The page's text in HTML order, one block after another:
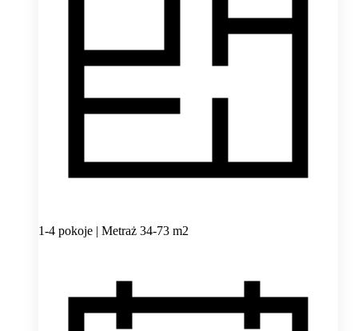
1-4 pokoje | Metraż 34-73 m2